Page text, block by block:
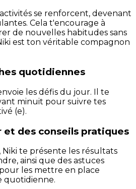
se renforcent, devenant
Cela t'encourage à
de nouvelles habitudes sans
est ton véritable compagnon
quotidiennes
les défis du jour. Il te
minuit pour suivre tes
(e).
et des conseils pratiques
te présente les résultats
ainsi que des astuces
les mettre en place
quotidienne.